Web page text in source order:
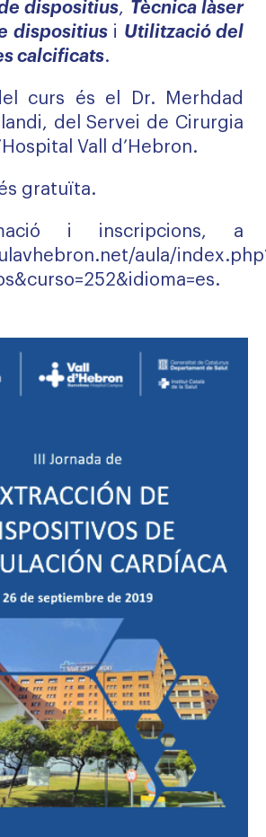
dispositius, Tècnica làser
dispositiusi Utilització del
calcificats.
curs és el Dr. Merhdad
del Servei de Cirurgia
Vall d’Hebron.
gratuïta.
i inscripcions, a
aula/
.